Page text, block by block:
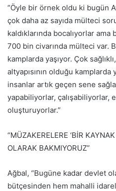
“Öyle bir örnek oldu ki bugün
çok daha az sayıda mülteci
kaldıklarında bocalıyorlar
700 bin civarında mülteci var.
kamplarda yaşıyor. Çok
altyapısının olduğu
insanlar artık geçen sene
yapabiliyorlar, çalışabiliyorlar,
oluşturuyorlar.”
“MÜZAKERELERE ‘BİR
OLARAK BAKMIYORUZ”
Ağbal, “Bugüne kadar devlet
bütçesinden hem mahalli